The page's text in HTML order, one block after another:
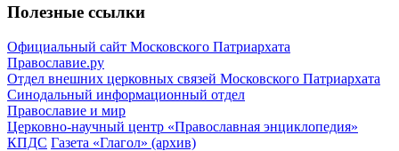
Полезные ссылки
Официальный сайт Московского Патриархата
Православие.ру
Отдел внешних церковных связей Московского Патриархата
Синодальный информационный отдел
Православие и мир
Церковно-научный центр «Православная энциклопедия»
КПДС Газета «Глагол» (архив)